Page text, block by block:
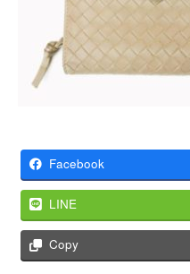
Facebook
LINE
Copy